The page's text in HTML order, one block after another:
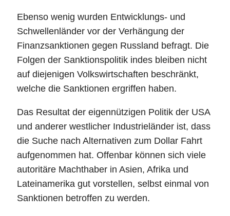
Ebenso wenig wurden Entwicklungs- und
Schwellenländer vor der Verhängung der
Finanzsanktionen gegen Russland befragt. Die
Folgen der Sanktionspolitik indes bleiben nicht
auf diejenigen Volkswirtschaften beschränkt,
welche die Sanktionen ergriffen haben.
Das Resultat der eigennützigen Politik der USA
und anderer westlicher Industrieländer ist, dass
die Suche nach Alternativen zum Dollar Fahrt
aufgenommen hat. Offenbar können sich viele
autoritäre Machthaber in Asien, Afrika und
Lateinamerika gut vorstellen, selbst einmal von
Sanktionen betroffen zu werden.